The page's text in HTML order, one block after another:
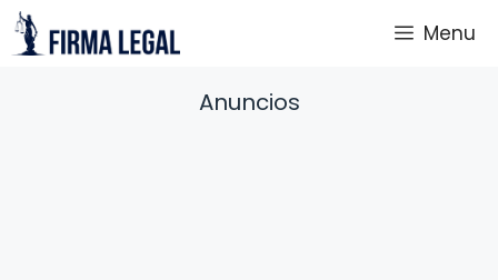
Saltar
al
Menu
Anuncios